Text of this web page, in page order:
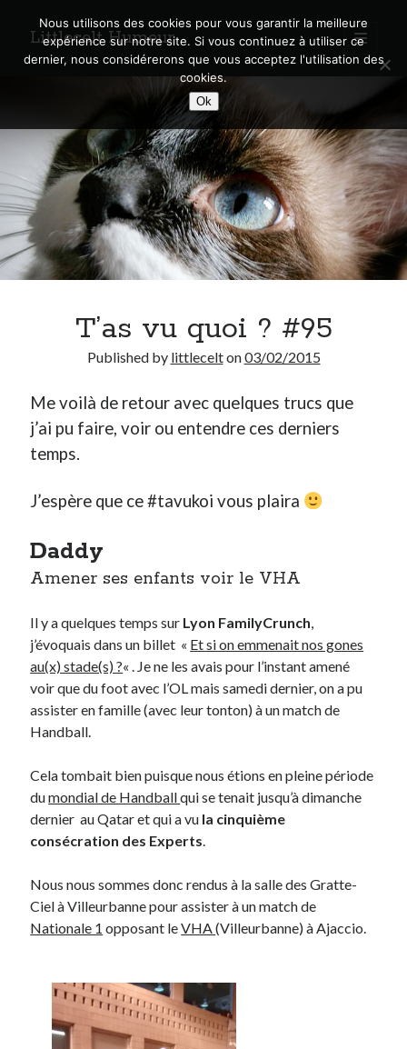
Littlecelt Humeur
open
primary
menu
Sidebar
Recherche sur le blog
Derniers articles
Municipales 2026 : Lyon, Métropole et Caluire, mon choix pour l’avenir
Quel Lyonnais es-tu, Renaud Ducher ?
Derniers Commentaires
JFdansC’était pas mieux avant… à Lyon
Anthony dansComment j’ai opéré ma vélorution toute personnelle
Renaud Ducherdans Comment j’ai opéré ma vélorution toute
Commentaires récents
Entretien ménagerdansT’as vu quoi ? #52
JFdansC’était pas mieux avant… à Lyon
littleceltdans
Renaud DucherdansComment j’ai opéré ma vélorution toute
personnelle
A Lyon
Bon plan du dimanche
Coup de coeur
Geek
Green
Humeur
T’as vu quoi ? #95
Published by littlecelton03/02/2015
Me voilà de retour avec quelques trucs que
j’ai pu faire, voir ou entendre ces derniers
temps.
J’espère que ce #tavukoi vous plaira
Daddy
Amener ses enfants voir le VHA
Il y a quelques temps sur Lyon FamilyCrunch,
j’évoquais dans un billet « Et si on emmenait nos gones
au(x) stade(s) ?« . Je ne les avais pour l’instant amené
voir que du foot avec l’OL mais samedi dernier, on a pu
assister en famille (avec leur tonton) à un match de
Handball.
Cela tombait bien puisque nous étions en pleine période
dumondial de Handballqui se tenait jusqu’à dimanche
dernier au Qatar et qui a vu la cinquième
consécration des Experts.
Nous nous sommes donc rendus à la salle des Gratte-
Ciel à Villeurbanne pour assister à un match de
Nationale 1 opposant leVHA(Villeurbanne) à Ajaccio.
Nous utilisons des cookies pour vous garantir la meilleure
expérience sur notre site. Si vous continuez à utiliser ce
dernier, nous considérerons que vous acceptez l'utilisation des
cookies.
Ok